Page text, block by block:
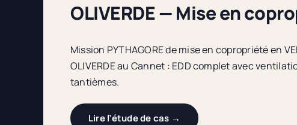
OLIVERDE — Mise en
Mission PYTHAGORE de mise en copropriété en
OLIVERDE au Cannet : EDD complet avec
tantièmes.
Lire l’étude de cas →